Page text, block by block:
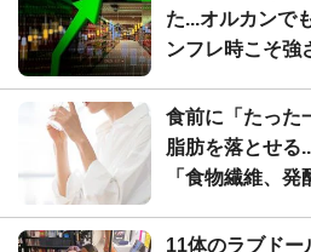
た...オルカンで
ンフレ時こそ強
食前に「たった
脂肪を落とせる
「食物繊維、
11体のラブド